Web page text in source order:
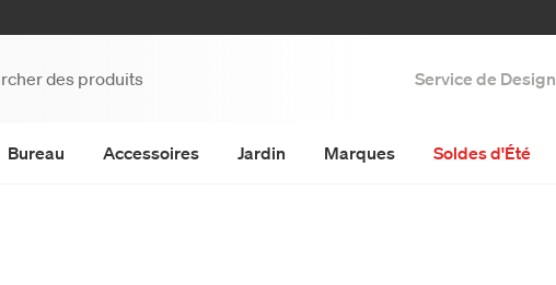
Service de Design
Bureau Accessoires Jardin Marques Soldes d'Été